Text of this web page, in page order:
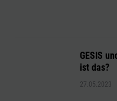
GESIS
ist das?
27.05.2023